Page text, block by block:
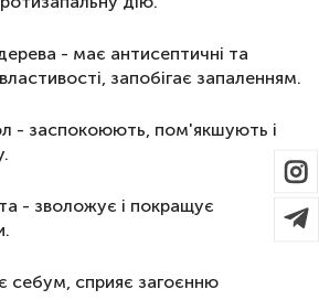
- має антисептичні та
запобігає запаленням.
- заспокоюють, пом'якшують і
- зволожує і покращує
себум, сприяє загоєнню